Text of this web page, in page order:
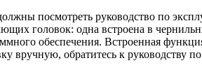
посмотреть руководство по
головок: одна встроена в
обеспечения. Встроенная
вручную, обратитесь к руководству